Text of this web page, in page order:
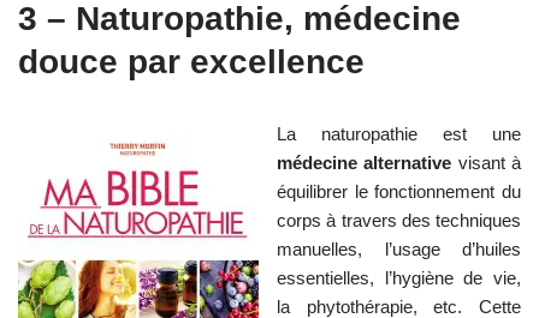
3 – Naturopathie, médecine
douce par excellence
La naturopathie est une
médecine alternative visant à
équilibrer le fonctionnement du
corps à travers des techniques
manuelles, l’usage d’huiles
essentielles, l’hygiène de vie,
la phytothérapie, etc. Cette